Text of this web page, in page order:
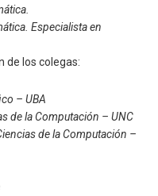
Especialista en
de los colegas:
– UBA
de la Computación – UNC
de la Computación –